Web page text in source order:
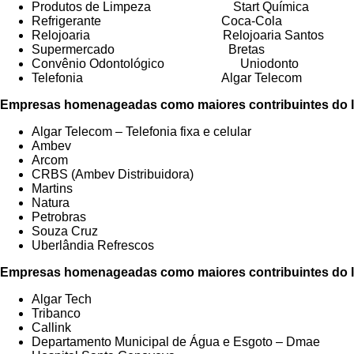
Produtos de Limpeza Start Química
Refrigerante Coca-Cola
Relojoaria Relojoaria Santos
Supermercado Bretas
Convênio Odontológico Uniodonto
Telefonia Algar Telecom
Empresas homenageadas como maiores contribuintes do
Algar Telecom – Telefonia fixa e celular
Ambev
Arcom
CRBS (Ambev Distribuidora)
Martins
Natura
Petrobras
Souza Cruz
Uberlândia Refrescos
Empresas homenageadas como maiores contribuintes do
Algar Tech
Tribanco
Callink
Departamento Municipal de Água e Esgoto – Dmae